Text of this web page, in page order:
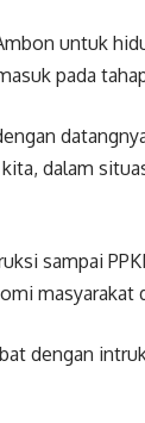
untuk
pada
dalam
sampai
masyarakat
dengan